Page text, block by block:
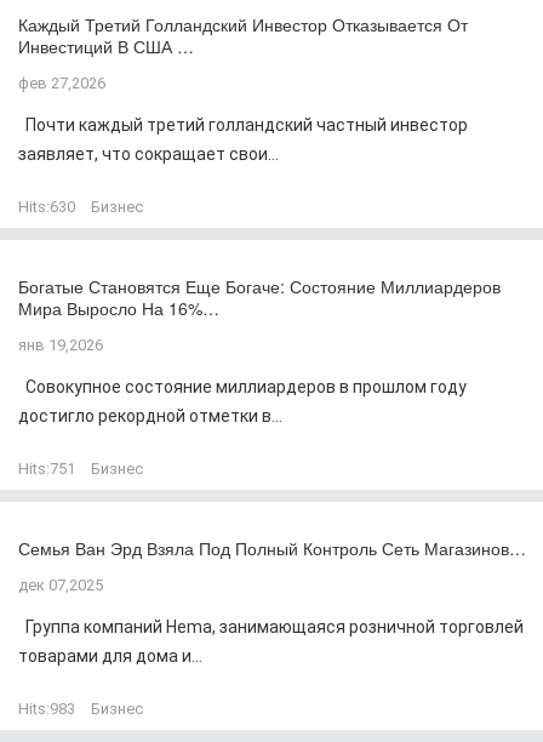
Каждый Третий Голландский Инвестор Отказывается От
Инвестиций В США …
фев 27,2026
Почти каждый третий голландский частный инвестор
заявляет, что сокращает свои...
Hits:630 Бизнес
Богатые Становятся Еще Богаче: Состояние Миллиардеров
Мира Выросло На 16%…
янв 19,2026
Совокупное состояние миллиардеров в прошлом году
достигло рекордной отметки в...
Hits:751 Бизнес
Семья Ван Эрд Взяла Под Полный Контроль Сеть Магазинов…
дек 07,2025
Группа компаний Hema, занимающаяся розничной торговлей
товарами для дома и...
Hits:983 Бизнес